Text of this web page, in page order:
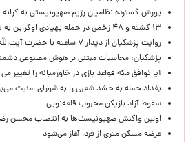
یورش گسترده نظامیان رژیم صهیونیستی به کرانه
۱۳ کشته و ۴۸ زخمی در حمله پهپادی اوکراین به تاتارستان روسیه
روایت پزشکیان از دیدار ۷ ساعته با حضرت آیت‌الله سید مجتبی خامنه‌ای
پزشکیان: محاسبات مبتنی بر هوش مصنوعی
آیا توافق مکه قواعد بازی در خاورمیانه را تغییر
بغداد حمله به حشد شعبی را به شورای امنیت
سقوط آزاد بازیکن محبوب قلعه‌نویی
اولین واکنش صهیونیست‌ها به انتصاب محسن
عرضه مسکن متری از فردا آغاز می‌شود